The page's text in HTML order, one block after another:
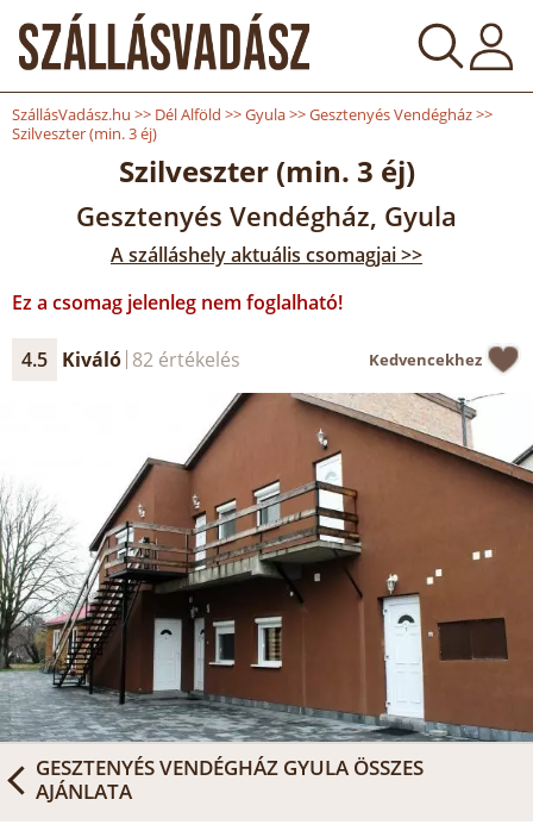
SzállásVadász.hu >> Dél Alföld >>Gyula>>Gesztenyés Vendégház>>
Szilveszter (min. 3 éj)
Szilveszter (min. 3 éj)
Gesztenyés Vendégház, Gyula
A szálláshely aktuális csomagjai >>
Ez a csomag jelenleg nem foglalható!
4.5 Kiváló 82 értékelés Kedvencekhez
GESZTENYÉS VENDÉGHÁZ GYULA ÖSSZES
AJÁNLATA